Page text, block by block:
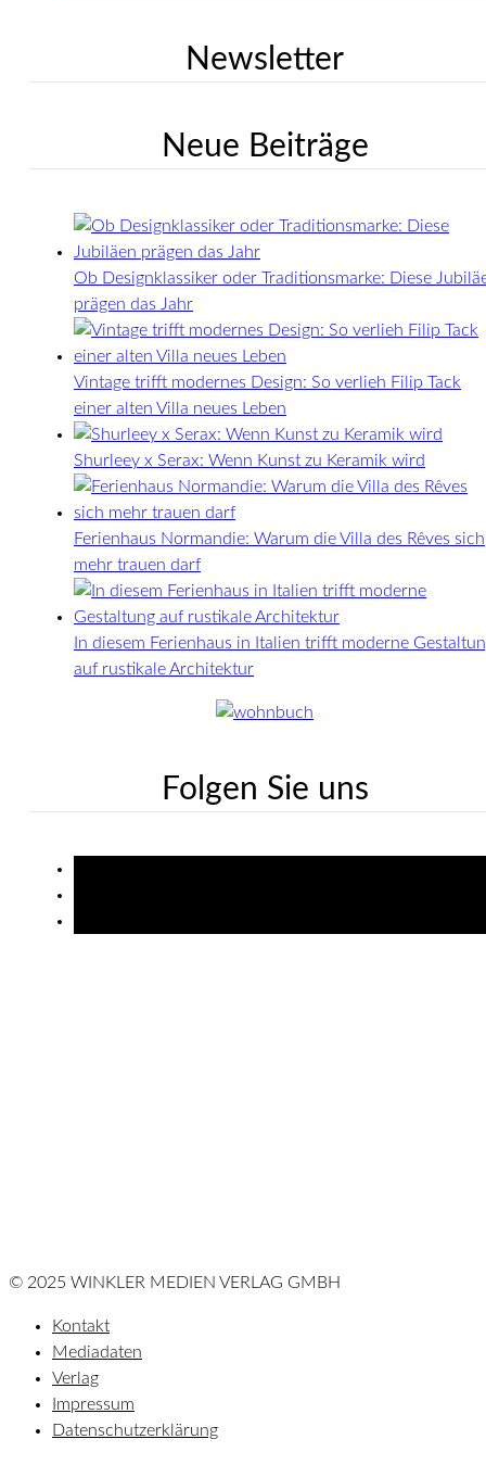
Newsletter
Neue Beiträge
Ob Designklassiker oder Traditionsmarke: Diese
prägen das Jahr
Vintage trifft modernes Design: So verlieh Filip Tack
einer alten Villa neues Leben
Shurleey x Serax: Wenn Kunst zu Keramik wird
Ferienhaus Normandie: Warum die Villa des Rêves sich
mehr trauen darf
In diesem Ferienhaus in Italien trifft moderne
auf rustikale Architektur
Folgen Sie uns
© 2025 WINKLER MEDIEN VERLAG GMBH
Kontakt
Mediadaten
Verlag
Impressum
Datenschutzerklärung